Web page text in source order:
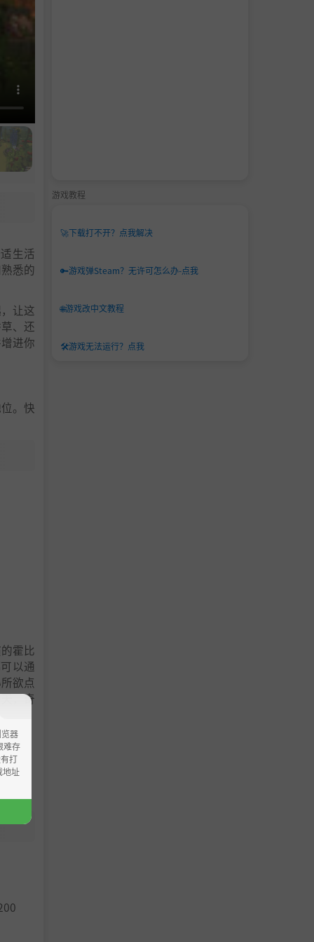
生活
悉的
让这
、还
进你
。快
霍比
以通
欲点
，奇
特人
移，
还能
游戏教程
🚀下载打不开？点我解决
🔑游戏弹Steam？无许可怎么办-点我
🌐游戏改中文教程
🛠️游戏无法运行？点我
器
难存
打
地址